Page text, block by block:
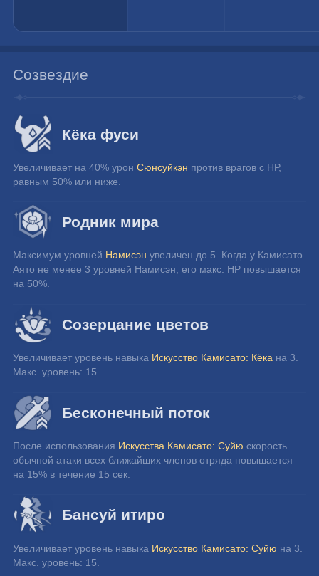
Созвездие
Кёка фуси
Увеличивает на 40% урон Сюнсуйкэн против врагов с НР,
равным 50% или ниже.
Родник мира
Максимум уровней Намисэн увеличен до 5. Когда у Камисато
Аято не менее 3 уровней Намисэн, его макс. HP повышается
на 50%.
Созерцание цветов
Увеличивает уровень навыка Искусство Камисато: Кёка на 3.
Макс. уровень: 15.
Бесконечный поток
После использования Искусства Камисато: Суйю скорость
обычной атаки всех ближайших членов отряда повышается
на 15% в течение 15 сек.
Бансуй итиро
Увеличивает уровень навыка Искусство Камисато: Суйю на 3.
Макс. уровень: 15.